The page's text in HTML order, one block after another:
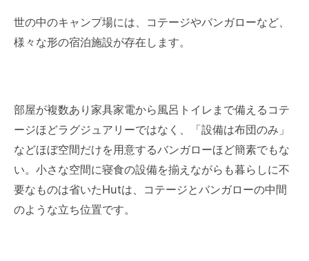
世の中のキャンプ場には、コテージやバンガローなど、
様々な形の宿泊施設が存在します。
部屋が複数あり家具家電から風呂トイレまで備えるコテ
ージほどラグジュアリーではなく、「設備は布団のみ」
などほぼ空間だけを用意するバンガローほど簡素でもな
い。小さな空間に寝食の設備を揃えながらも暮らしに不
要なものは省いたHutは、コテージとバンガローの中間
のような立ち位置です。